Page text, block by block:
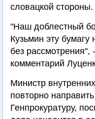
словацкой стороны.
"Наш доблестный
Кузьмин эту
без
комментарий
Министр
повторно
Генпрокуратуру,